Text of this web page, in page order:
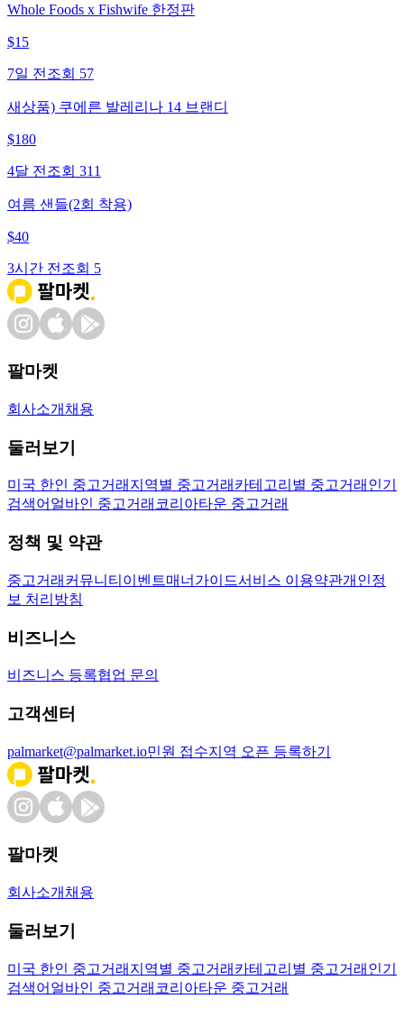
Whole Foods x Fishwife 한정판
$15
7일 전 조회 57
새상품) 쿠에른 발레리나 14 브랜디
$180
4달 전 조회 311
여름 샌들(2회 착용)
$40
3시간 전 조회 5
팔마켓
회사소개 채용
둘러보기
미국 한인 중고거래 지역별 중고거래 카테고리별 중고거래 인기
검색어 얼바인 중고거래 코리아타운 중고거래
정책 및 약관
중고거래 커뮤니티 이벤트매너가이드서비스 이용약관개인정
보 처리방침
비즈니스
비즈니스 등록협업 문의
고객센터
palmarket@palmarket.io민원 접수지역 오픈 등록하기
팔마켓
회사소개 채용
둘러보기
미국 한인 중고거래 지역별 중고거래 카테고리별 중고거래 인기
검색어 얼바인 중고거래 코리아타운 중고거래